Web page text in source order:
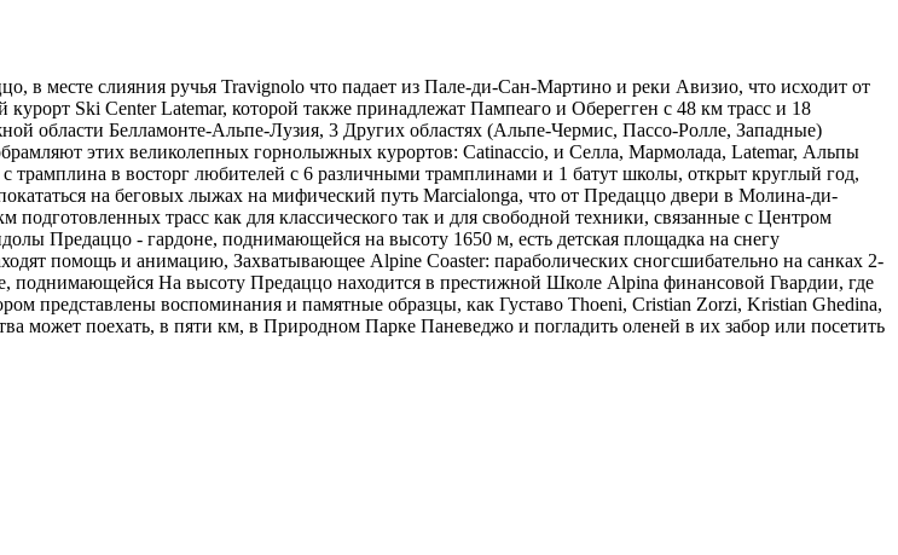
в месте слияния ручья Travignolo что падает из Пале-ди-Сан-Мартино и реки Авизио, что исходит от
Ski Center Latemar, которой также принадлежат Пампеаго и Оберегген с 48 км трасс и 18
области Белламонте-Альпе-Лузия, 3 Других областях (Альпе-Чермис, Пассо-Ролле, Западные)
этих великолепных горнолыжных курортов: Catinaccio, и Селла, Мармолада, Latemar, Альпы
в восторг любителей с 6 различными трамплинами и 1 батут школы, открыт круглый год,
на беговых лыжах на мифический путь Marcialonga, что от Предаццо двери в Молина-ди-
трасс как для классического так и для свободной техники, связанные с Центром
Предаццо - гардоне, поднимающейся на высоту 1650 м, есть детская площадка на снегу
помощь и анимацию, Захватывающее Alpine Coaster: параболических сногсшибательно на санках 2-
поднимающейся На высоту Предаццо находится в престижной Школе Alpina финансовой Гвардии, где
представлены воспоминания и памятные образцы, как Густаво Thoeni, Cristian Zorzi, Kristian Ghedina,
поехать, в пяти км, в Природном Парке Паневеджо и погладить оленей в их забор или посетить